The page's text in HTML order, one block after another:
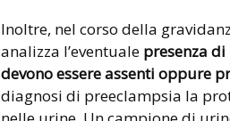
Inoltre, nel corso della
analizza l’eventuale presenza
devono essere assenti oppure
diagnosi di preeclampsia la